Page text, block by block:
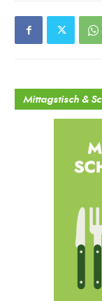
Mittagstisch &